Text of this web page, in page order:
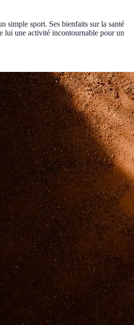
simple sport. Ses bienfaits sur la santé
lui une activité incontournable pour un